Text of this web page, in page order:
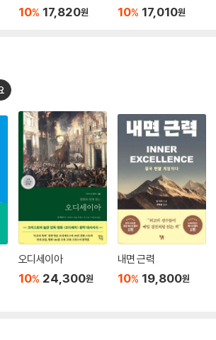
10% 17,820원 10% 17,010원
오디세이아
10% 24,300원
내면 근력
10% 19,800원